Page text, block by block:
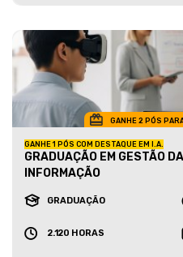
GANHE 2 PÓS
GANHE 1 PÓS COM DESTAQUE EM I.A.
GRADUAÇÃO EM GESTÃO
INFORMAÇÃO
GRADUAÇÃO
2.120 HORAS